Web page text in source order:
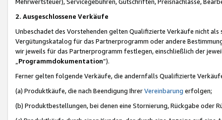
2. Ausgeschlossene Verkäufe
Unbeschadet des Vorstehenden gelten Qualifizierte Verkäufe nicht
Vergütungskatalog für das Partnerprogramm oder andere
wir jeweils für das Partnerprogramm festlegen, einschließlich der
Programmdokumentation“).
Ferner gelten folgende Verkäufe, die andernfalls Qualifizierte
(a) Produktkäufe, die nach Beendigung IhrerVereinbarung erfolgen;
(b) Produktbestellungen, bei denen eine Stornierung, Rückgabe oder